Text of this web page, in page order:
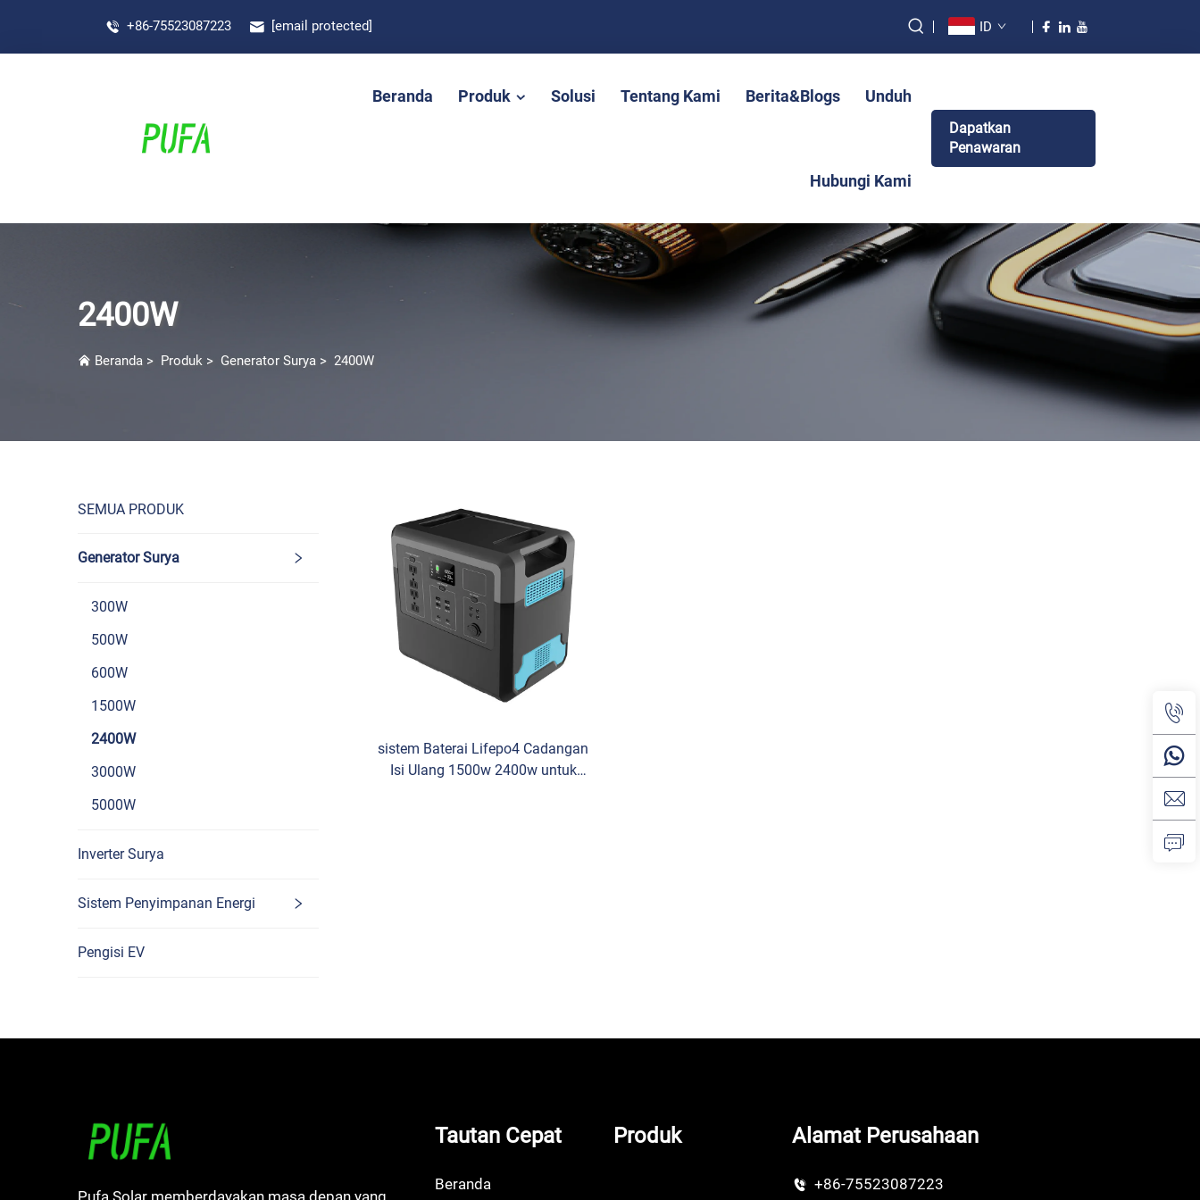
+86-75523087223 [email protected] ID
Beranda Produk Solusi Tentang Kami Berita&Blogs Unduh
Hubungi Kami
Dapatkan
Penawaran
2400W
Beranda > Produk > Generator Surya > 2400W
SEMUA PRODUK
Generator Surya
300W
500W
600W
1500W
2400W
3000W
5000W
Inverter Surya
Sistem Penyimpanan Energi
Pengisi EV
sistem Baterai Lifepo4 Cadangan
Isi Ulang 1500w 2400w untuk
Pufa Solar memberdayakan masa depan yang
Tautan Cepat
Beranda
Produk Alamat Perusahaan
+86-75523087223